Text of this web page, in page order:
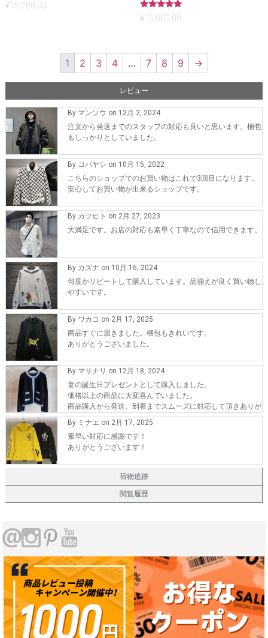
¥15,200.00
5段階中
5.00
¥15,000.00
1 2 3 4 … 7 8 9 →
レビュー
荷物追跡
閲覧履歴
By マンソウ on 12月 2, 2024
注文から発送までのスタッフの対応も良いと思います。梱包
もしっかりとしていました。
By コバヤシ on 10月 15, 2022
こちらのショップでのお買い物はこれで3回目になります。
安心してお買い物が出来るショップです。
By カツヒト on 2月 27, 2023
大満足です。お店の対応も素早く丁寧なので信用できます。
By カズナ on 10月 16, 2024
何度かリピートして購入しています。品揃えが良く買い物し
やすいです。
By ワカコ on 2月 17, 2025
商品すぐに届きました。梱包もきれいです。
ありがとうございました。
By マサナリ on 12月 18, 2024
妻の誕生日プレゼントとして購入しました。
価格以上の商品に大変喜んでいました。
商品購入から発送、到着までスムーズに対応して頂きありが
とうございます。
また、機会が有れば購入したいです。
By ミナエ on 2月 17, 2025
素早い対応に感謝です！
ありがとうございます！